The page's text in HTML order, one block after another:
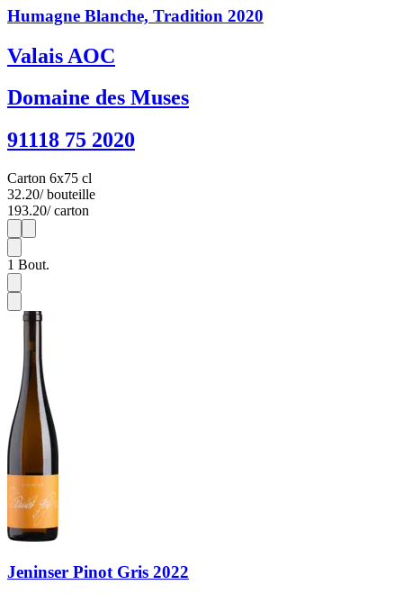
Humagne Blanche, Tradition 2020
Valais AOC
Domaine des Muses
91118 75 2020
Carton 6x75 cl
32.20/ bouteille
193.20/ carton
1
1 Bout.
Jeninser Pinot Gris 2022